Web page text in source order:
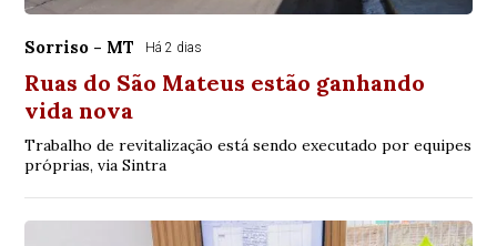
Sorriso - MT Há 2 dias
Ruas do São Mateus estão ganhando
vida nova
Trabalho de revitalização está sendo executado por equipes
próprias, via Sintra